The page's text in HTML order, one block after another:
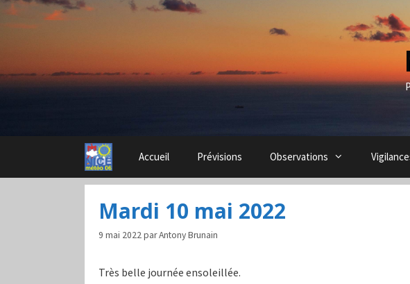
Aller
Accueil Prévisions Observations
Mardi 10 mai 2022
9 mai 2022parAntony Brunain
Très belle journée ensoleillée.